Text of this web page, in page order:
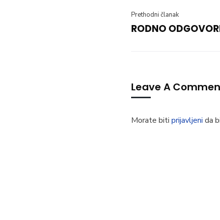
Prethodni članak
RODNO
Leave A
Morate biti prijavljeni da